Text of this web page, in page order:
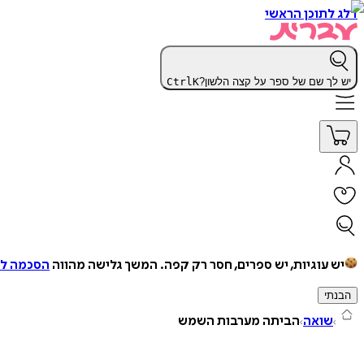
דלג לתוכן הראשי
יש לך שם של ספר על קצה הלשון? CtrlK
יש עוגיות, יש ספרים, חסר רק קפה. המשך גלישה מהווה הסכמה
הבנתי
שואה הביתה מערבות השמש